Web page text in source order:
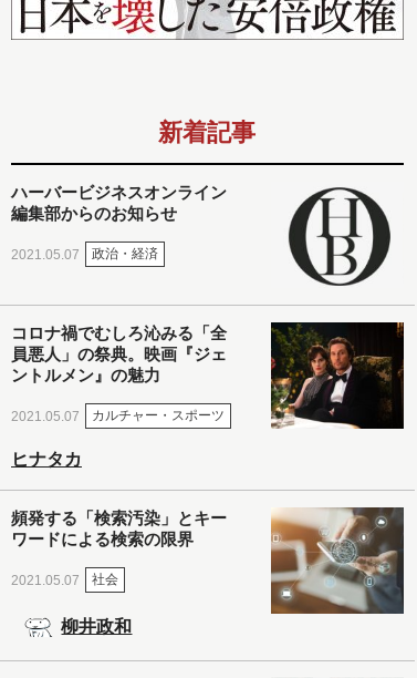
新着記事
ハーバービジネスオンライン
編集部からのお知らせ
2021.05.07 政治・経済
コロナ禍でむしろ沁みる「全
員悪人」の祭典。映画『ジェ
ントルメン』の魅力
2021.05.07 カルチャー・スポーツ
ヒナタカ
頻発する「検索汚染」とキー
ワードによる検索の限界
2021.05.07 社会
柳井政和